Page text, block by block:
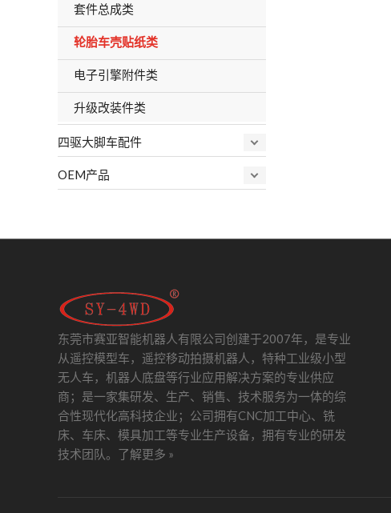
套件总成类
轮胎车壳贴纸类
电子引擎附件类
升级改装件类
四驱大脚车配件
OEM产品
东莞市赛亚智能机器人有限公司创建于2007年，是专业
从遥控模型车，遥控移动拍摄机器人，特种工业级小型
无人车，机器人底盘等行业应用解决方案的专业供应
商；是一家集研发、生产、销售、技术服务为一体的综
合性现代化高科技企业；公司拥有CNC加工中心、铣
床、车床、模具加工等专业生产设备，拥有专业的研发
技术团队。 了解更多 »